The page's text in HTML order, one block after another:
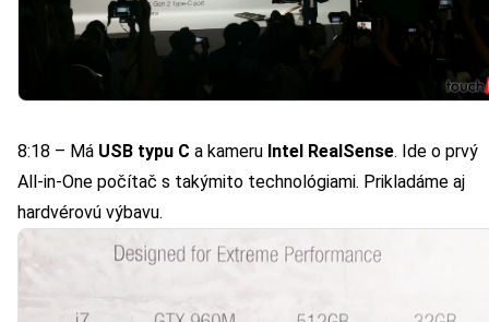
8:18 – Má USB typu C a kameru Intel RealSense. Ide o prvý
All-in-One počítač s takýmito technológiami. Prikladáme aj
hardvérovú výbavu.